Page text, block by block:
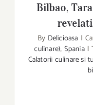
Bilbao, Tara
Bilbao,
By Delicioasa |
culinare), Spania |
Calatorii culinare si